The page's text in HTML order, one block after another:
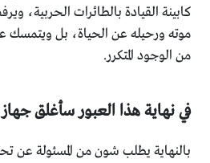
كابينة القيادة بالطائرات الحربية،
موته ورحيله عن الحياة، بل ويتمسك
من الوجود المتكرر.
في نهاية هذا العبور سأغلق
بالنهاية يطلب شون من المسئولة عن